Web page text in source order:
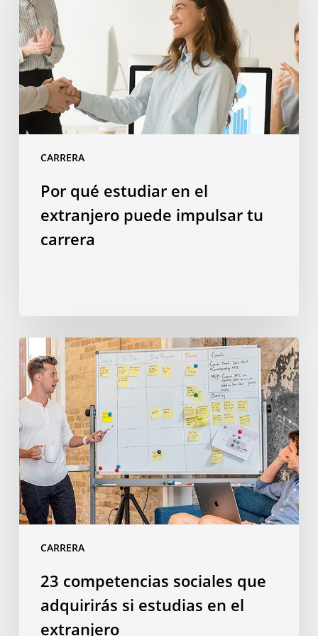
CARRERA
en
el
extranjero
puede
impulsar
Por qué estudiar en el
extranjero puede impulsar tu
carrera
CARRERA
23
competencias
sociales
que
adquirirás
estudias
en
el
extranjero
23 competencias sociales que
adquirirás si estudias en el
extranjero